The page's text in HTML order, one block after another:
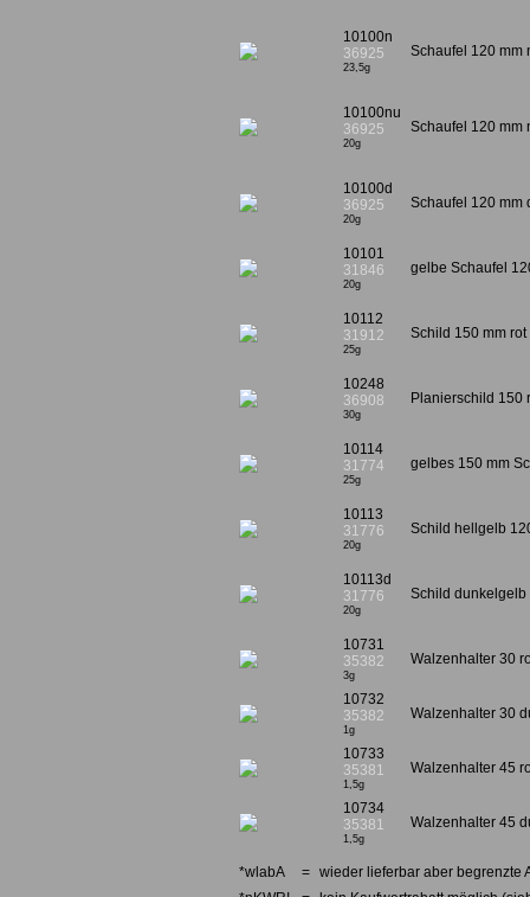
10100n
36925
23,5g
Schaufel 120 mm
10100nu
36925
20g
Schaufel 120 mm
10100d
36925
20g
Schaufel 120 mm
10101
31846
20g
gelbe Schaufel
10112
31912
25g
Schild 150 mm
10248
36908
30g
Planierschild 150
10114
31774
25g
gelbes 150 mm
10113
31776
20g
Schild hellgelb
10113d
31776
20g
Schild dunkelgelb
10731
35382
3g
Walzenhalter 30
10732
35382
1g
Walzenhalter 30
10733
35381
1,5g
Walzenhalter 45
10734
35381
1,5g
Walzenhalter 45
*wlabA = wieder lieferbar aber begrenzte